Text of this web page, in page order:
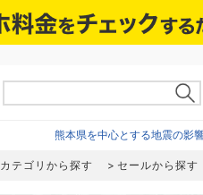
熊本県を中心とする地震の影
カテゴリから探す セールから探す